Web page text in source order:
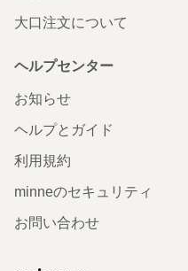
大口注文について
ヘルプセンター
お知らせ
ヘルプとガイド
利用規約
minneのセキュリティ
お問い合わせ